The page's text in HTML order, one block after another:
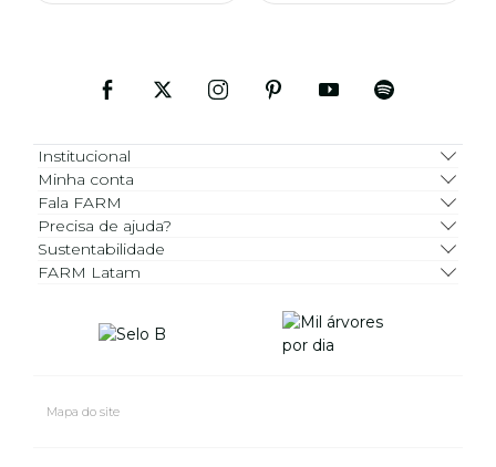
Institucional
Minha conta
Fala FARM
Precisa de ajuda?
Sustentabilidade
FARM Latam
Mapa do site